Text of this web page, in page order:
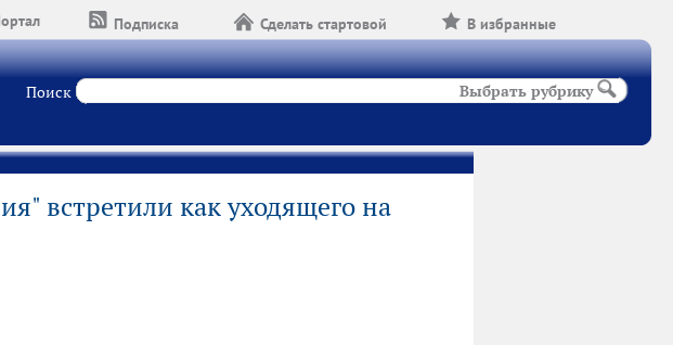
В избранные
Сделать стартовой
Подписка
Поиск Выбрать рубрику
встретили как уходящего на